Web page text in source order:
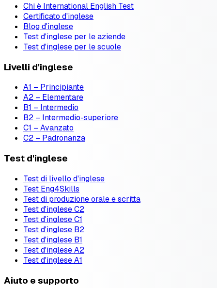
Chi è International English Test
Certificato d'inglese
Blog d'inglese
Test d'inglese per le aziende
Test d'inglese per le scuole
Livelli d'inglese
A1 – Principiante
A2 – Elementare
B1 – Intermedio
B2 – Intermedio-superiore
C1 – Avanzato
C2 – Padronanza
Test d'inglese
Test di livello d'inglese
Test Eng4Skills
Test di produzione orale e scritta
Test d'inglese C2
Test d'inglese C1
Test d'inglese B2
Test d'inglese B1
Test d'inglese A2
Test d'inglese A1
Aiuto e supporto